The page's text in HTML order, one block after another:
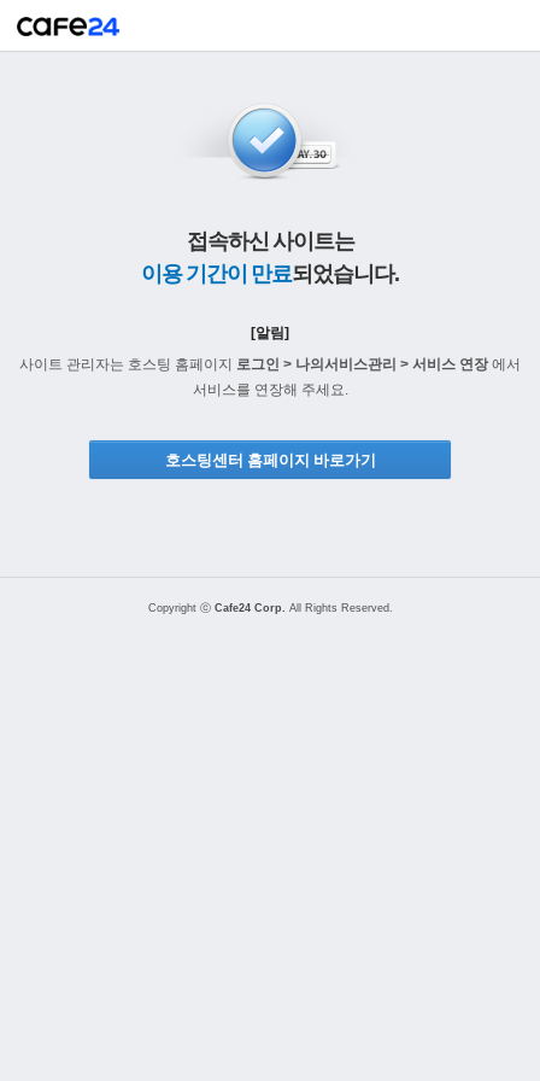
접속하신 사이트는
이용 기간이 만료되었습니다.
[알림]
사이트 관리자는 호스팅 홈페이지 로그인 > 나의서비스관리 > 서비스 연장에서
서비스를 연장해 주세요.
호스팅센터 홈페이지 바로가기
Copyright ⓒ Cafe24 Corp. All Rights Reserved.